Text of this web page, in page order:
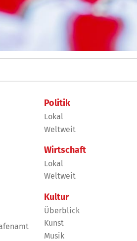
Politik
Lokal
Weltweit
Wirtschaft
Lokal
Weltweit
Kultur
Überblick
Kunst
Musik